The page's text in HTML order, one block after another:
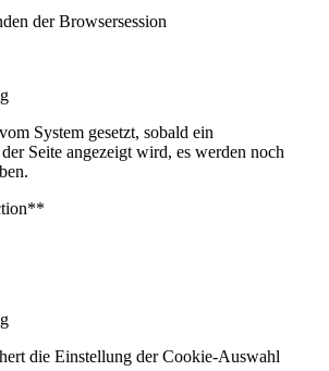
der Browsersession
System gesetzt, sobald ein
Seite angezeigt wird, es werden noch
die Einstellung der Cookie-Auswahl